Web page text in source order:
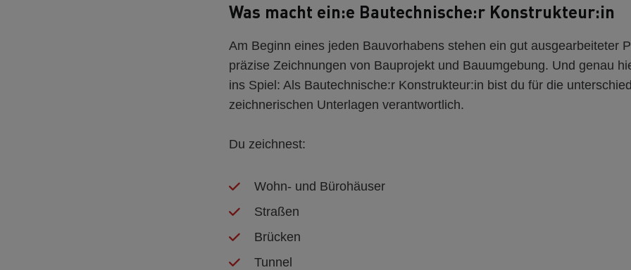
Was macht ein:e Bautechnische:r Konstrukteur:in
Am Beginn eines jeden Bauvorhabens stehen ein gut ausgearbeiteter
präzise Zeichnungen von Bauprojekt und Bauumgebung. Und genau
ins Spiel: Als Bautechnische:r Konstrukteur:in bist du für die
zeichnerischen Unterlagen verantwortlich.
Du zeichnest:
Wohn- und Bürohäuser
Straßen
Brücken
Tunnel